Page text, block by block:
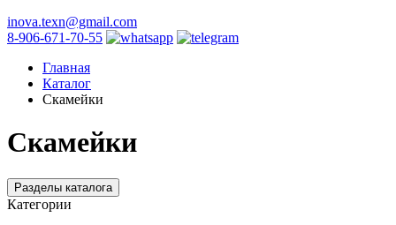
inova.texn@gmail.com
8-906-671-70-55
Главная
Каталог
Скамейки
Скамейки
Разделы каталога
Категории